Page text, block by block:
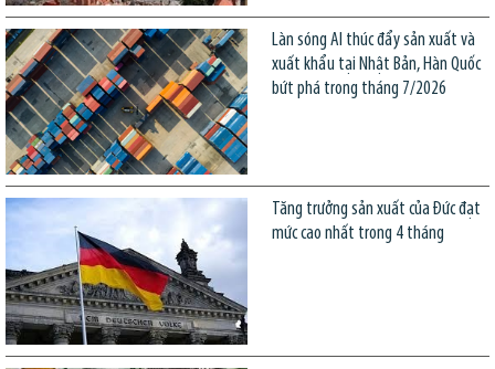
Làn sóng AI thúc đẩy sản xuất và
xuất khẩu tại Nhật Bản, Hàn Quốc
bứt phá trong tháng 7/2026
Tăng trưởng sản xuất của Đức đạt
mức cao nhất trong 4 tháng